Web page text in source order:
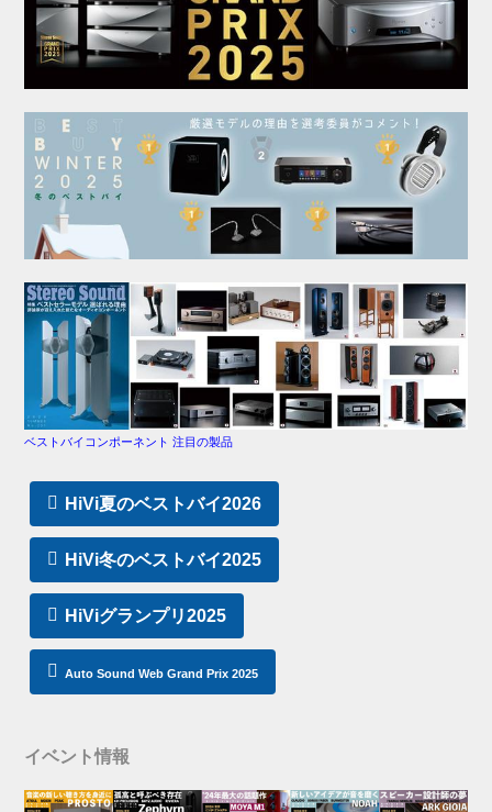
ベストバイコンポーネント 注目の製品
HiVi夏のベストバイ2026
HiVi冬のベストバイ2025
HiViグランプリ2025
Auto Sound Web Grand Prix 2025
イベント情報